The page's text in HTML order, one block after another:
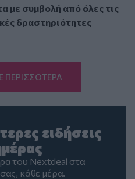
με συμβολή από όλες τις
δραστηριότητες
ΠΕΡΙΣΣΟΤΕΡΑ
ειδήσεις
του Nextdeal στα
κάθε μέρα.